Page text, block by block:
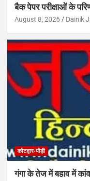
बैक पेपर परीक्षाओं के
August 8, 2026 Dainik
कोटद्वार-पौड़ी
गंगा के तेज में बहाव में